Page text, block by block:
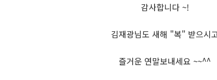
감사합니다 ~!
김재광님도 새해 "복" 받으시
즐거운 연말보내세요 ~~^^